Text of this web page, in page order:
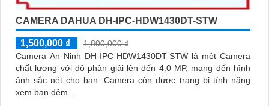
CAMERA DAHUA DH-IPC-HDW1430DT-STW
1,500,000 ₫
1,800,000 ₫
Camera An Ninh DH-IPC-HDW1430DT-STW là một Camera
chất lượng với độ phân giải lên đến 4.0 MP, mang đến hình
ảnh sắc nét cho bạn. Camera còn được trang bị tính năng
xem ban đêm...